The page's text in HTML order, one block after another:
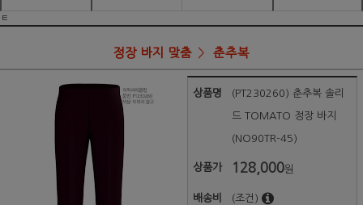
ㅌ
정장 바지 맞춤 춘추복
상품명 (PT230260) 춘추복 솔리
드 TOMATO 정장 바지
(NO90TR-45)
상품가 128,000원
배송비 (조건)